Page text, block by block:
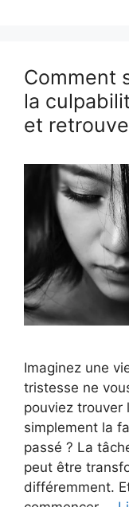
Comment
la
et
Imaginez une
tristesse ne
pouviez trouver
simplement la
passé ? La
peut être
différemment.